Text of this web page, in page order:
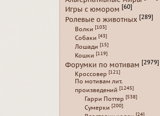
Игры с юмором [60]
Ролевые о животных [289]
Волки [103]
Собаки [43]
Лошади [15]
Кошки [119]
Форумки по мотивам [2979]
Кроссовер [121]
По мотивам лит.
произведений [1245]
Гарри Поттер [538]
Сумерки [200]
[24]